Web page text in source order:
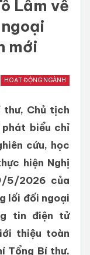
Lâm về
mới
HOẠT ĐỘNG NGÀNH
thư, Chủ tịch
biểu chỉ
cứu, học
hiện Nghị
5/2026 của
lối đối ngoại
tin điện tử
thiệu toàn
Tổng Bí thư,